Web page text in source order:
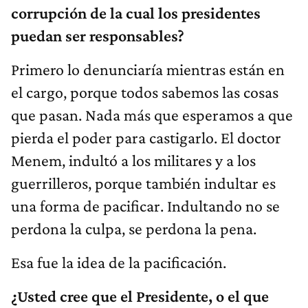
corrupción de la cual los presidentes
puedan ser responsables?
Primero lo denunciaría mientras están en
el cargo, porque todos sabemos las cosas
que pasan. Nada más que esperamos a que
pierda el poder para castigarlo. El doctor
Menem, indultó a los militares y a los
guerrilleros, porque también indultar es
una forma de pacificar. Indultando no se
perdona la culpa, se perdona la pena.
Esa fue la idea de la pacificación.
¿Usted cree que el Presidente, o el que